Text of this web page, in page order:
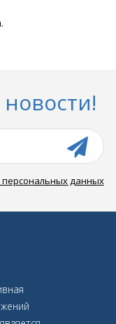
персональных данных